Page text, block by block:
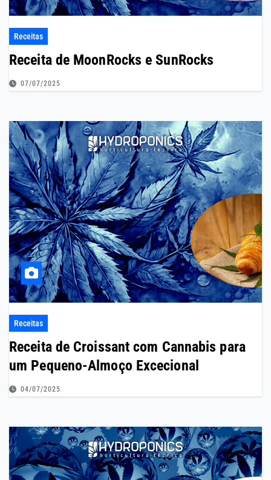
Receitas
Receita de MoonRocks e SunRocks
07/07/2025
Receitas
Receita de Croissant com Cannabis para
um Pequeno-Almoço Excecional
04/07/2025